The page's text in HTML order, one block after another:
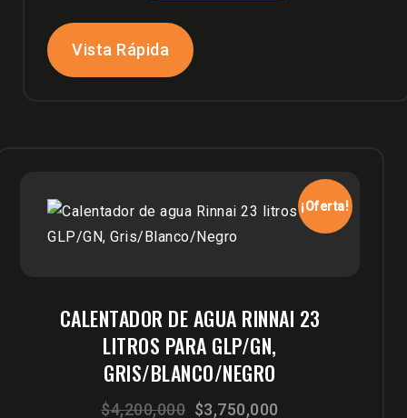
Vista Rápida
¡Oferta!
CALENTADOR DE AGUA RINNAI 23
LITROS PARA GLP/GN,
GRIS/BLANCO/NEGRO
$4,200,000 El
$3,750,000